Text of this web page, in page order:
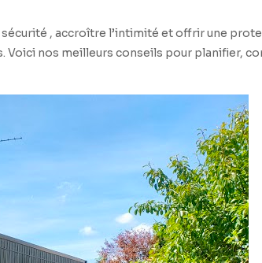
, accroître l’intimité et offrir une
Voici nos meilleurs conseils pour planifier,